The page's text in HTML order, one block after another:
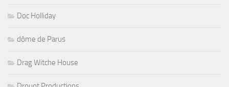
Doc Holliday
dôme de Parus
Drag Witche House